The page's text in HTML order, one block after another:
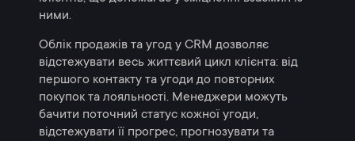
ними.
Облік продажів та угод у CRM дозволяє
відстежувати весь життєвий цикл клієнта: від
першого контакту та угоди до повторних
покупок та лояльності. Менеджери можуть
бачити поточний статус кожної угоди,
відстежувати її прогрес, прогнозувати та